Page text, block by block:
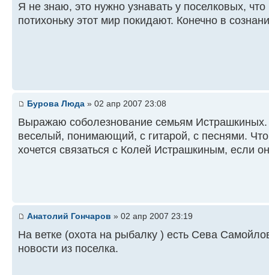
Я не знаю, это нужно узнавать у поселковых,
потихоньку этот мир покидают. Конечно в
Бурова Люда » 02 апр 2007 23:08
Выражаю соболезнование семьям Истрашкиных.
веселый, понимающий, с гитарой, с песнями.
хочется связаться с Колей Истрашкиным, если
Анатолий Гончаров » 02 апр 2007 23:19
На ветке (охота на рыбалку ) есть Сева
новости из поселка.